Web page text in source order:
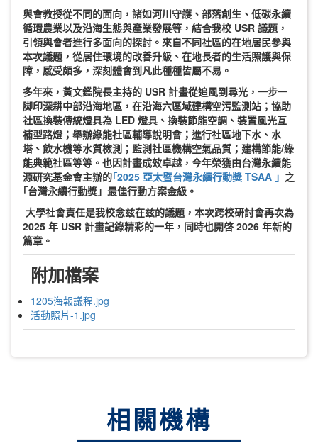
與會教授從不同的面向，諸如河川守護、部落創生、低碳永續
循環農業以及沿海生態與產業發展等，結合我校 USR 議題，
引領與會者進行多面向的探討。來自不同社區的在地居民參與
本次議題，從居住環境的改善升級、 在地長者的生活照護與保
障，感受頗多，深刻體會到凡此種種皆屬不易。
多年來， 黃文鑑院長主持的 USR 計畫從追風到尋光，一步一
脚印深耕中部沿海地區，在沿海六區域建構空污監測站； 協助
社區換裝傳統燈具為 LED 燈具、換裝節能空調、裝置風光互
補型路燈； 舉辦綠能社區輔導說明會；進行社區地下水、水
塔、飲水機等水質檢測； 監測社區機構空氣品質； 建構節能/綠
能典範社區等等。也因計畫成效卓越，今年榮獲由台灣永續能
源研究基金會主辦的｢2025 亞太暨台灣永續行動獎 TSAA 」 之
｢台灣永續行動獎」 最佳行動方案金級。
大學社會責任是我校念兹在兹的議題， 本次跨校研討會再次為
2025 年 USR 計畫記錄精彩的一年，同時也開啓 2026 年新的
篇章。
附加檔案
1205海報議程.jpg
活動照片-1.jpg
相關機構